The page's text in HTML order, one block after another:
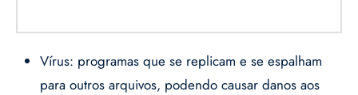
Vírus: programas que se replicam e se espalham
para outros arquivos, podendo causar danos aos